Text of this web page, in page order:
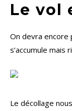
Le vol
On devra
s’accumule mais
Le décollage